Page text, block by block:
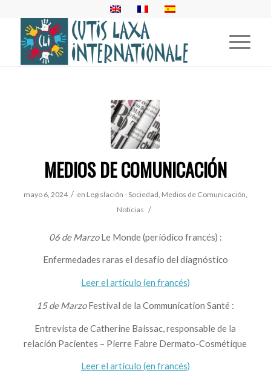
MEDIOS DE COMUNICACIÓN
mayo 6, 2024 / en Legislación - Sociedad, Medios de Comunicación,
Noticias /
06 de MarzoLe Monde (periódico francés) :
Enfermedades raras el desafío del diagnóstico
Leer el artículo (en francés)
15 de MarzoFestival de la Communication Santé :
Entrevista de Catherine Baissac, responsable de la
relación Pacientes – Pierre Fabre Dermato-Cosmétique
Leer el articulo (en francés)